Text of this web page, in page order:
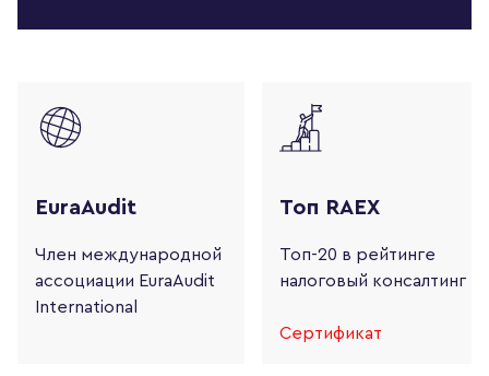
EuraAudit
Член международной
ассоциации EuraAudit
International
Топ RAEX
Топ-20 в рейтинге
налоговый консалтинг
Сертификат